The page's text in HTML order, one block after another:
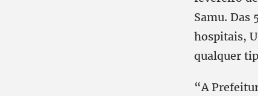
Samu. Das
hospitais,
qualquer
“A